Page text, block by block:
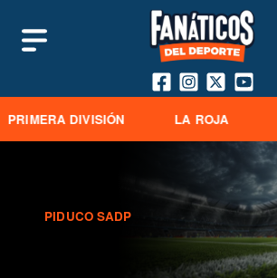
PRIMERA DIVISIÓN LA ROJA
PIDUCO SADP